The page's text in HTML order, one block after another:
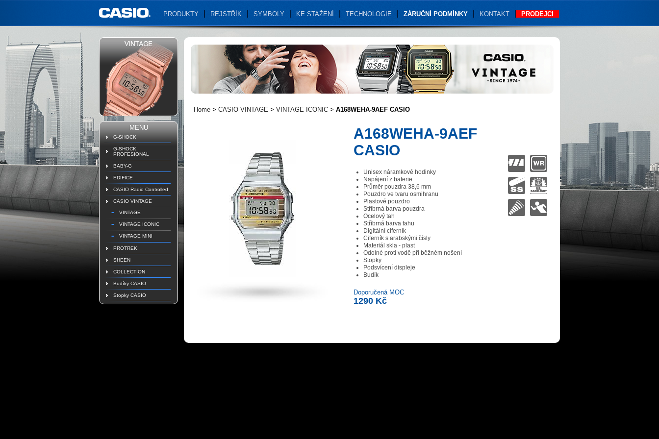
PRODUKTY REJSTŘÍK SYMBOLY KE STAŽENÍ TECHNOLOGIE ZÁRUČNÍ PODMÍNKY KONTAKT PRODEJCI
MENU
G-SHOCK
G-SHOCK
PROFESIONAL
BABY-G
EDIFICE
CASIO Radio Controlled
CASIO VINTAGE
VINTAGE
VINTAGE ICONIC
VINTAGE MINI
PROTREK
SHEEN
COLLECTION
Budíky CASIO
Stopky CASIO
Home > CASIO VINTAGE > VINTAGE ICONIC > A168WEHA-9AEF CASIO
A168WEHA-9AEF
CASIO
Unisex náramkové hodinky
Napájení z baterie
Průměr pouzdra 38,6 mm
Pouzdro ve tvaru osmihranu
Plastové pouzdro
Stříbrná barva pouzdra
Ocelový tah
Stříbrná barva tahu
Digitální ciferník
Ciferník s arabskými čísly
Materiál skla - plast
Odolné proti vodě při běžném nošení
Stopky
Podsvícení displeje
Budík
Doporučená MOC
1290 Kč